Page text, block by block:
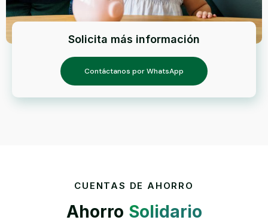
Solicita más información
Contáctanos por WhatsApp
CUENTAS DE AHORRO
Ahorro Solidario